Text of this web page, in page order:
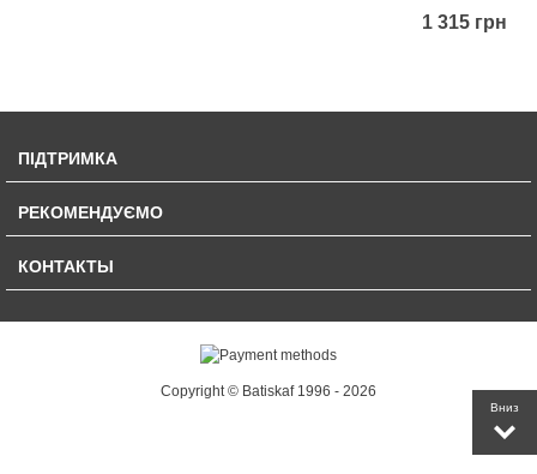
Вниз
1 315 грн
ПІДТРИМКА
РЕКОМЕНДУЄМО
КОНТАКТЫ
Copyright © Batiskaf 1996 - 2026